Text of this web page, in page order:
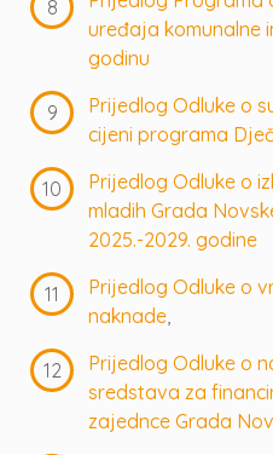
uređaja komunalne
godinu
Prijedlog Odluke o
cijeni programa
Prijedlog Odluke o
mladih Grada
2025.-2029. godine
Prijedlog Odluke o
naknade,
Prijedlog Odluke o
sredstava za
zajednce Grada